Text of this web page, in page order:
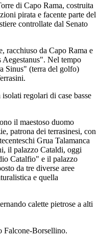
di Capo Rama, costruita
pirata e facente parte del
controllate dal Senato
racchiuso da Capo Rama e
Nel tempo
Sinus" (terra del golfo)
regolari di case basse
il maestoso duomo
patrona dei terrasinesi, con
Grua Talamanca
il palazzo Cataldi, oggi
Catalfio" e il palazzo
da tre diverse aree
e quella
calette pietrose a alti
Falcone-Borsellino.